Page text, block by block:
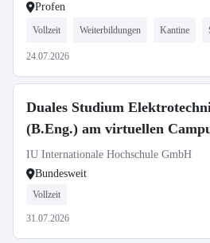
Profen
Vollzeit Weiterbildungen Kantine
24.07.2026
Duales Studium
(B.Eng.) am virtuellen
IU Internationale Hochschule GmbH
Bundesweit
Vollzeit
31.07.2026